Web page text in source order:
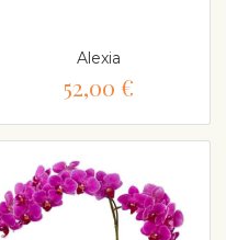
Alexia
52,00 €